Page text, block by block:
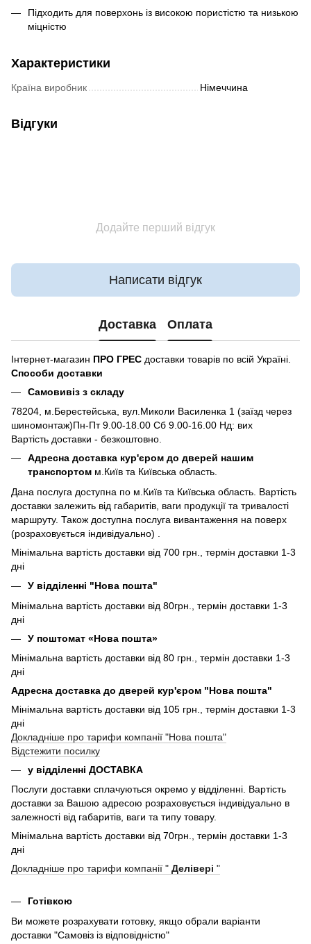
Підходить для поверхонь із високою пористістю та низькою
міцністю
Характеристики
Країна виробник Німеччина
Відгуки
Додайте перший відгук
Написати відгук
Доставка Оплата
Інтернет-магазин ПРО ГРЕС доставки товарів по всій Україні.
Способи доставки
Самовивіз з складу
78204, м.Берестейська, вул.Миколи Василенка 1 (заїзд через
шиномонтаж)Пн-Пт 9.00-18.00 Сб 9.00-16.00 Нд: вих
Вартість доставки - безкоштовно.
Адресна доставка кур'єром до дверей нашим
транспортом м.Київ та Київська область.
Дана послуга доступна по м.Київ та Київська область. Вартість
доставки залежить від габаритів, ваги продукції та тривалості
маршруту. Також доступна послуга вивантаження на поверх
(розраховується індивідуально) .
Мінімальна вартість доставки від 700 грн., термін доставки 1-3
дні
У відділенні "Нова пошта"
Мінімальна вартість доставки від 80грн., термін доставки 1-3
дні
У поштомат «Нова пошта»
Мінімальна вартість доставки від 80 грн., термін доставки 1-3
дні
Адресна доставка до дверей кур'єром "Нова пошта"
Мінімальна вартість доставки від 105 грн., термін доставки 1-3
дні
Докладніше про тарифи компанії "Нова пошта"
Відстежити посилку
у відділенні ДОСТАВКА
Послуги доставки сплачуються окремо у відділенні. Вартість
доставки за Вашою адресою розраховується індивідуально в
залежності від габаритів, ваги та типу товару.
Мінімальна вартість доставки від 70грн., термін доставки 1-3
дні
Докладніше про тарифи компанії " Делівері "
Готівкою
Ви можете розрахувати готовку, якщо обрали варіанти
доставки "Самовіз із відповідністю"